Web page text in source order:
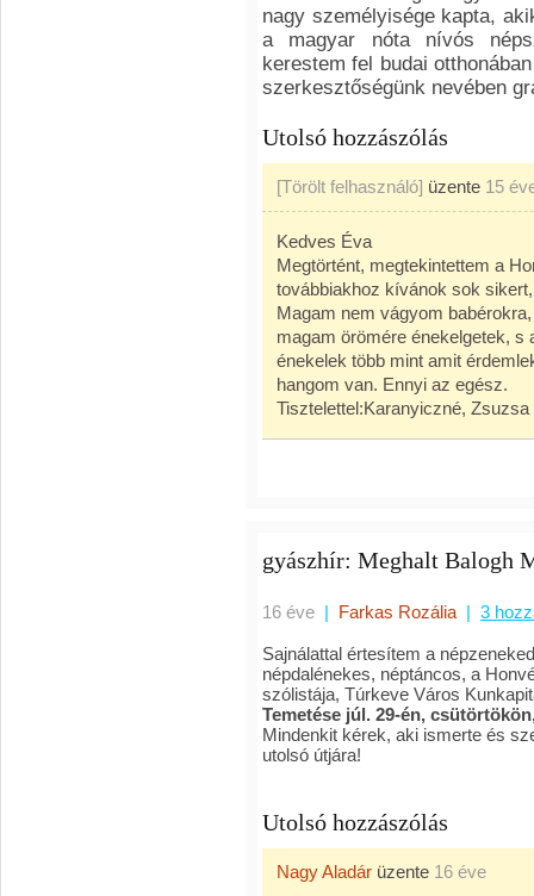
nagy személyisége kapta,
a magyar nóta nívós
kerestem fel budai
szerkesztőségünk nevében
Utolsó hozzászólás
[Törölt felhasználó] üzente 15
Kedves Éva
Megtörtént, megtekintettem a
továbbiakhoz kívánok sok
Magam nem vágyom
magam örömére énekelgetek, s
énekelek több mint amit
hangom van. Ennyi az egész.
Tisztelettel:Karanyiczné, Zsuzsa
gyászhír: Meghalt Balogh
16 éve | Farkas Rozália | 3
Sajnálattal értesítem a
népdalénekes, néptáncos, a
szólistája, Túrkeve Város
Temetése júl. 29-én,
Mindenkit kérek, aki ismerte és
utolsó útjára!
Utolsó hozzászólás
Nagy Aladár üzente 16 éve